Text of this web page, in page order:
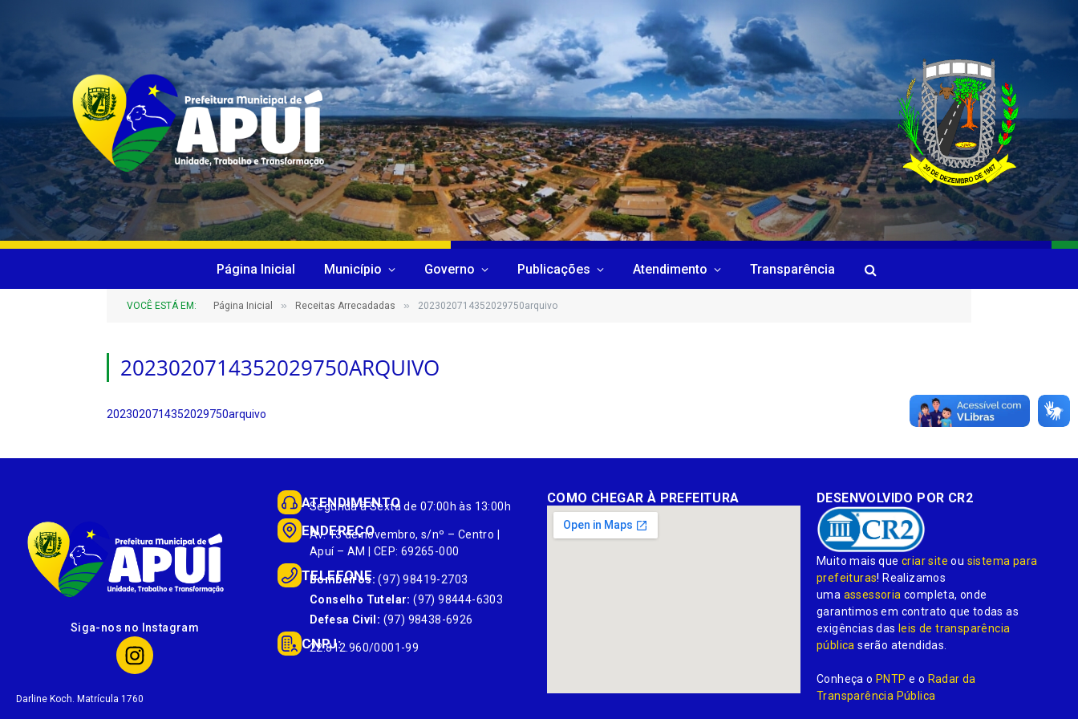
Página Inicial Município Governo Publicações Atendimento Transparência
VOCÊ ESTÁ EM: Página Inicial » Receitas Arrecadadas » 2023020714352029750arquivo
2023020714352029750ARQUIVO
2023020714352029750arquivo
Siga-nos no Instagram
Darline Koch. Matrícula 1760
ATENDIMENTO
Segunda à Sexta de 07:00h às 13:00h
ENDEREÇO
Av. 13 de novembro, s/nº – Centro |
Apuí – AM | CEP: 69265-000
TELEFONE
Bombeiros: (97) 98419-2703
Conselho Tutelar: (97) 98444-6303
Defesa Civil: (97) 98438-6926
CNPJ:
22.812.960/0001-99
COMO CHEGAR À PREFEITURA DESENVOLVIDO POR CR2
Muito mais quecriar site ou sistema para
prefeituras! Realizamos
uma assessoria completa, onde
garantimos em contrato que todas as
exigências dasleis de transparência
pública serão atendidas.
Conheça oPNTP e o Radar da
Transparência Pública